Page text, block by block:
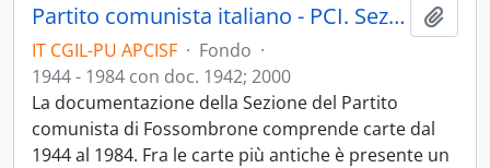
Partito comunista italiano - PCI. Sezione di Fossombrone
IT CGIL-PU APCISF · Fondo ·
1944 - 1984 con doc. 1942; 2000
La documentazione della Sezione del Partito
comunista di Fossombrone comprende carte dal
1944 al 1984. Fra le carte più antiche è presente un